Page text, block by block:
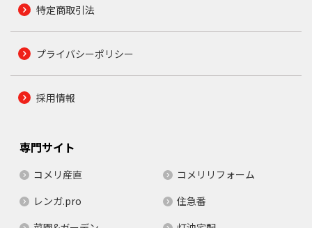
特定商取引法
プライバシーポリシー
採用情報
専門サイト
コメリ産直
コメリリフォーム
レンガ.pro
住急番